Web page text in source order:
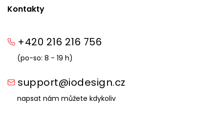
Kontakty
+420 216 216 756
(po-so: 8 - 19 h)
support@iodesign.cz
napsat nám můžete kdykoliv